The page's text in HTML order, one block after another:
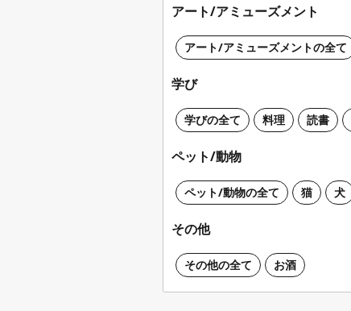
アート/アミューズメント
アート/アミューズメントの全て
学び
学びの全て 料理 読書
ペット/動物
ペット/動物の全て 猫 犬
その他
その他の全て お酒